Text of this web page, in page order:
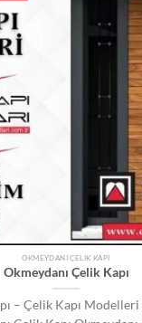
OKMEYDANI ÇELIK KAPI
Okmeydanı Çelik Kapı
– Çelik Kapı